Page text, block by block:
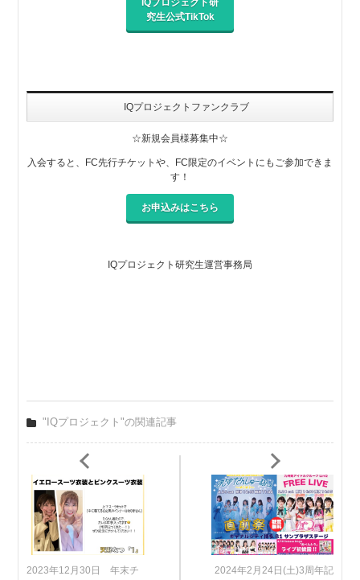
IQプロジェクト研
究生公式TikTok
IQプロジェクトファンクラブ
☆新規会員様募集中☆
入会すると、FC先行チケットや、FC限定のイベントにもご参加できま
す！
お申込みはこちら
IQプロジェクト研究生運営事務局
"IQプロジェクト"の関連記事
2023年12月30日 年末チ
2024年2月24日(土)3周年記